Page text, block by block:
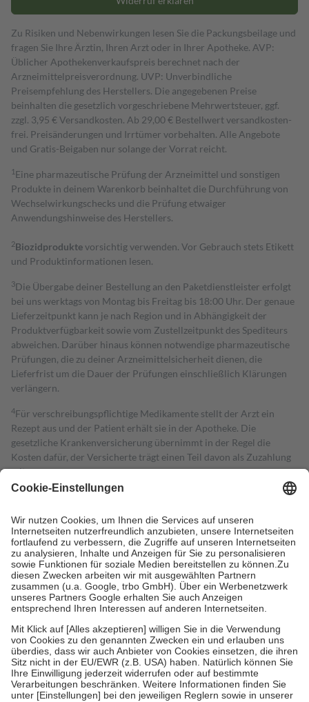
Zu Risiken und Nebenwirkungen lesen Sie die Packungsbeilage und
fragen Sie Ihre Ärztin, Ihren Arzt oder in Ihrer Apotheke. AVP:
Üblicher Apothekenverkaufspreis berechnet nach der
Arzneimittelpreisverordnung. UVP: Unverbindliche
Preisempfehlung des Herstellers. Die angegebenen Preise
beinhalten die gesetzlich vorgeschriebene Mehrwertsteuer, ggf.
zzgl. 3,95 € Versandkosten. Ab 29,00 € Bestell­wert versand­kosten­
frei. Preisänderungen und Irrtümer vorbehalten. Alle Angebote
und Gratis-Beigaben nur solange der Vorrat reicht.
1 Eine pharmazeutische Prüfung der Arzneimittel und sonstigen
Produkte in deinem Warenkorb beinhaltet die Durchführung von
Wechselwirkungschecks und die Prüfung etwaiger
Anwendungshinweise des Herstellers.
2Biozidproduktevorsichtig verwenden. Vor Gebrauch stets Etikett
und Produktinformationen lesen.
3Die Übergabe deiner Bestellung an den Paketdienstleister erfolgt
bei uns werktags von Montag bis Freitag bis 18:00 Uhr. Der genaue
Lieferzeitpunkt kann je nach Region und in Abhängigkeit der
Produktverfügbarkeit sowie vom Zustellzeitpunkt des Spediteurs
abweichen. Darüber hinaus können notwendige pharmazeutische
Prüfungen, die zu deiner Arzneimittelsicherheit dienen, die
Lieferfrist um die Dauer der Prüfungen einschließlich Klärungen
verlängern.
4Für verschreibungspflichtige Medikamente stellt der Arzt ein
Rezept aus und der Patient erhält sie in der Apotheke. Die
gesetzliche Krankenversicherung übernimmt in der Regel die
Kosten dafür, der Versicherte trägt einen Teil davon als Zuzahlung
mit.
Grundsätzlich leisten Mitglieder Zuzahlungen in Höhe von zehn
höchstens zehn Euro.
Es sind jedoch nie mehr als die tatsächlichen
Kosten der Leistung zu entrichten.
Diese Regeln gelten grundsätzlich auch für Online-Apotheken.
Bei Heilmitteln und häuslicher Krankenpflege beträgt die
Zuzahlung zehn Prozent der Kosten sowie zehn Euro je
Verordnung.
Um das Engagement der Versicherten für ihre eigene Gesundheit zu
stärken und die besondere Stellung der Familie zu unterstützen,
fallenkeine Zuzahlungenan bei:
• Kindern und Jugendlichen bis zum vollendeten 18. Lebensjahr
mit Ausnahme der Fahrkosten
• Untersuchungen zur Vorsorge und Früherkennung, die von der
GKV getragen werden